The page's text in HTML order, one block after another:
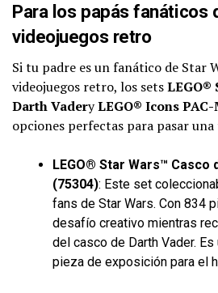
Para los papás fanáticos
videojuegos retro
Si tu padre es un fanático de Star
videojuegos retro, los setsLEGO®
Darth VaderyLEGO® Icons
opciones perfectas para pasar
LEGO® Star Wars™ Casco
(75304): Este set
fans de Star Wars. Con 834
desafío creativo mientras
del casco de Darth Vader.
pieza de exposición para el